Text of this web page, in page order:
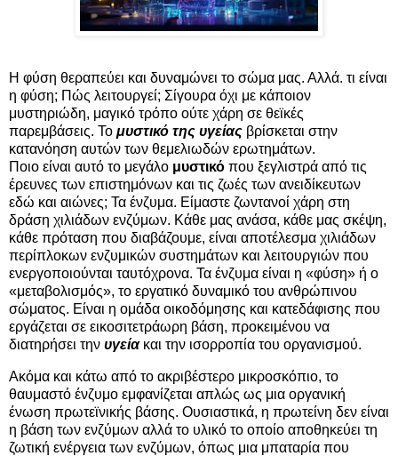
Η φύση θεραπεύει και δυναμώνει το σώμα μας. Αλλά. τι είναι
η φύση; Πώς λειτουργεί; Σίγουρα όχι με κάποιον
μυστηριώδη, μαγικό τρόπο ούτε χάρη σε θεϊκές
παρεμβάσεις. Το μυστικό της υγείας βρίσκεται στην
κατανόηση αυτών των θεμελιωδών ερωτημάτων.
Ποιο είναι αυτό το μεγάλο μυστικό που ξεγλιστρά από τις
έρευνες των επιστημόνων και τις ζωές των ανειδίκευτων
εδώ και αιώνες; Τα ένζυμα. Είμαστε ζωντανοί χάρη στη
δράση χιλιάδων ενζύμων. Κάθε μας ανάσα, κάθε μας σκέψη,
κάθε πρόταση που διαβάζουμε, είναι αποτέλεσμα χιλιάδων
περίπλοκων ενζυμικών συστημάτων και λειτουργιών που
ενεργοποιούνται ταυτόχρονα. Τα ένζυμα είναι η «φύση» ή ο
«μεταβολισμός», το εργατικό δυναμικό του ανθρώπινου
σώματος. Είναι η ομάδα οικοδόμησης και κατεδάφισης που
εργάζεται σε εικοσιτετράωρη βάση, προκειμένου να
διατηρήσει την υγείακαι την ισορροπία του οργανισμού.
Ακόμα και κάτω από το ακριβέστερο μικροσκόπιο, το
θαυμαστό ένζυμο εμφανίζεται απλώς ως μια οργανική
ένωση πρωτεϊνικής βάσης. Ουσιαστικά, η πρωτείνη δεν είναι
η βάση των ενζύμων αλλά το υλικό το οποίο αποθηκεύει τη
ζωτική ενέργεια των ενζύμων, όπως μια μπαταρία που